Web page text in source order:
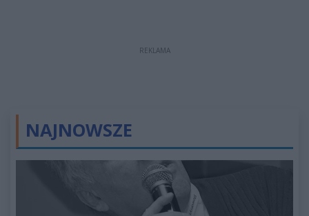
REKLAMA
NAJNOWSZE